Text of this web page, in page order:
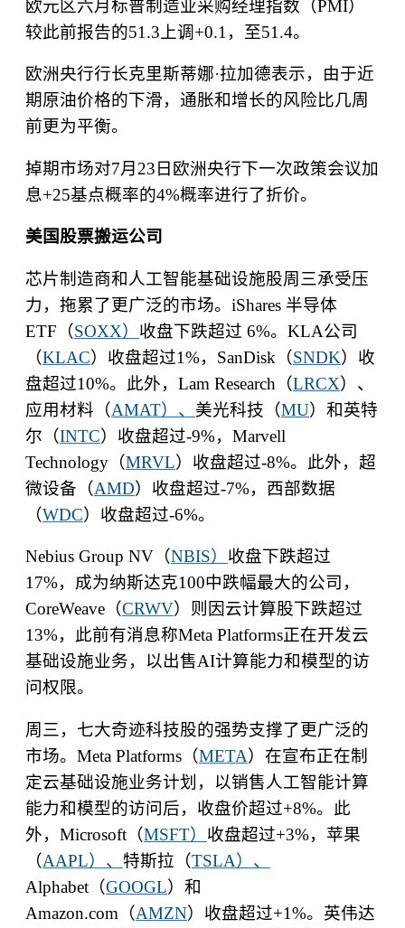
欧元区六月标普制造业采购经理指数（PMI）
较此前报告的51.3 上调+0.1 ，至51.4。
欧洲央行行长克里斯蒂娜·拉加德表示，由于近
期原油价格的下滑，通胀和增长的风险比几周
前更为平衡。
掉期市场对7月 23日欧洲央行下一次政策会议加
息+25基点概率的4%概率进行了折价。
美国股票搬运公司
芯片制造商和人工智能基础设施股周三承受压
力，拖累了更广泛的市场。 iShares 半导体
ETF （SOXX） 收盘下跌超过 6%。 KLA公司
（KLAC）收盘超过1%， SanDisk （SNDK）收
盘超过10%。此外， Lam Research （LRCX）、
应用材料（AMAT）、 美光科技（MU）和英特
尔（INTC）收盘超过-9%， Marvell
Technology （MRVL）收盘超过-8%。此外，超
微设备（AMD）收盘超过-7%，西部数据
（WDC）收盘超过-6%。
Nebius Group NV （NBIS） 收盘下跌超过
17%，成为纳斯达克100中跌幅最大的公司，
CoreWeave （CRWV）则因云计算股下跌超过
13%，此前有消息称Meta Platforms正在开发云
基础设施业务，以出售AI计算能力和模型的访
问权限。
周三，七大奇迹科技股的强势支撑了更广泛的
市场。 Meta Platforms （META）在宣布正在制
定云基础设施业务计划，以销售人工智能计算
能力和模型的访问后，收盘价超过+8%。此
外， Microsoft （MSFT） 收盘超过+3%，苹果
（AAPL）、 特斯拉（TSLA）、
Alphabet （GOOGL）和
Amazon.com （AMZN）收盘超过+1%。英伟达